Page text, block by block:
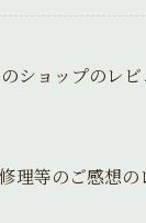
ショップのレ
理等のご感想の